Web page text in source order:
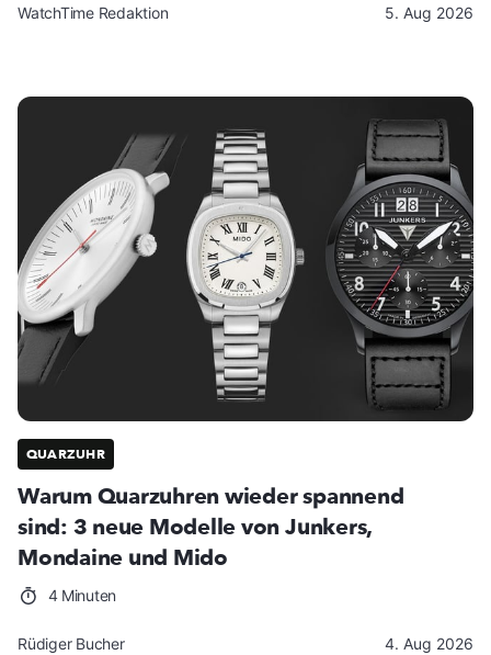
WatchTime Redaktion 5. Aug 2026
QUARZUHR
Warum Quarzuhren wieder spannend
sind: 3 neue Modelle von Junkers,
Mondaine und Mido
4 Minuten
Rüdiger Bucher 4. Aug 2026